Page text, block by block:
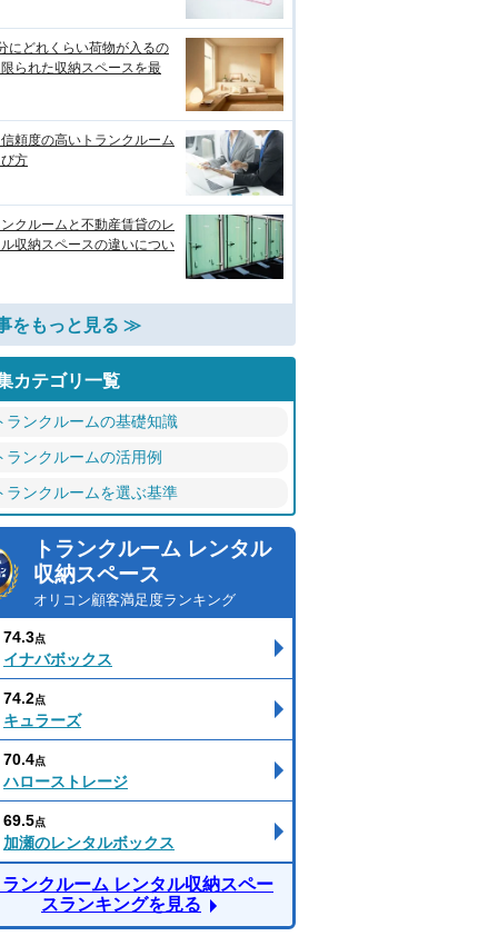
にどれくらい荷物が入るの
られた収納スペースを最
頼度の高いトランクルーム
方
クルームと不動産賃貸のレ
収納スペースの違いについ
をもっと見る ≫
カテゴリ一覧
ランクルームの基礎知識
ランクルームの活用例
ランクルームを選ぶ基準
トランクルーム レンタル
収納スペース
オリコン顧客満足度ランキング
74.3点
イナバボックス
74.2点
キュラーズ
70.4点
ハローストレージ
69.5点
加瀬のレンタルボックス
ンクルーム レンタル収納スペー
スランキングを見る